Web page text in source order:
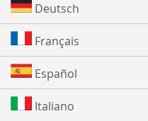
Deutsch
Français
Español
Italiano